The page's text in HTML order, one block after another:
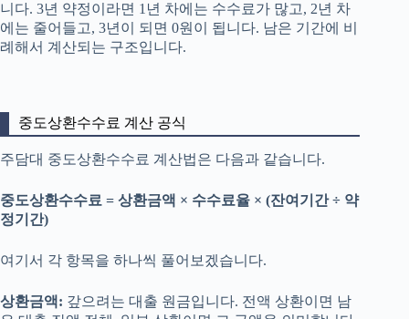
니다. 3년 약정이라면 1년 차에는 수수료가 많고, 2년 차
에는 줄어들고, 3년이 되면 0원이 됩니다. 남은 기간에 비
례해서 계산되는 구조입니다.
중도상환수수료 계산 공식
주담대 중도상환수수료 계산법은 다음과 같습니다.
중도상환수수료 = 상환금액 × 수수료율 × (잔여기간 ÷ 약
정기간)
여기서 각 항목을 하나씩 풀어보겠습니다.
상환금액: 갚으려는 대출 원금입니다. 전액 상환이면 남